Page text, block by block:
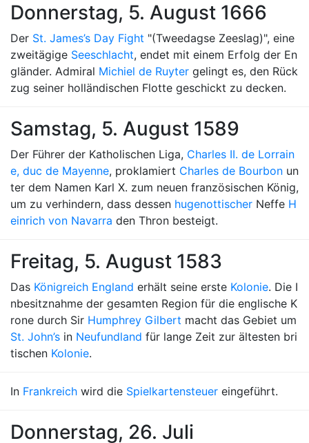
Donnerstag, 5. August 1666
Der St. James’s Day Fight "(Tweedagse Zeeslag)", eine
zweitägige Seeschlacht, endet mit einem Erfolg der En
gländer. Admiral Michiel de Ruyter gelingt es, den Rück
zug seiner holländischen Flotte geschickt zu decken.
Samstag, 5. August 1589
Der Führer der Katholischen Liga, Charles II. de Lorrain
e, duc de Mayenne, proklamiert Charles de Bourbon un
ter dem Namen Karl X. zum neuen französischen König,
um zu verhindern, dass dessen hugenottischer Neffe H
einrich von Navarra den Thron besteigt.
Freitag, 5. August 1583
Das Königreich England erhält seine erste Kolonie. Die I
nbesitznahme der gesamten Region für die englische K
rone durch Sir Humphrey Gilbert macht das Gebiet um
St. John’s in Neufundland für lange Zeit zur ältesten bri
tischen Kolonie.
In Frankreich wird die Spielkartensteuer eingeführt.
Donnerstag, 26. Juli